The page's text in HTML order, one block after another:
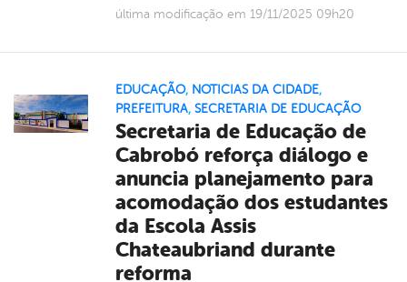
última modificação em 19/11/2025 09h20
EDUCAÇÃO, NOTICIAS DA CIDADE,
PREFEITURA, SECRETARIA DE EDUCAÇÃO
Secretaria de Educação de
Cabrobó reforça diálogo e
anuncia planejamento para
acomodação dos estudantes
da Escola Assis
Chateaubriand durante
reforma